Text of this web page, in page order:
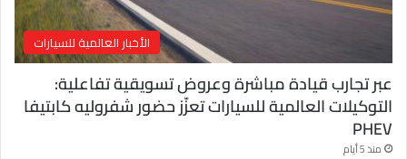
الأخبار العالمية للسيارات
عبر تجارب قيادة مباشرة وعروض تسويقية تفاعلية:
التوكيلات العالمية للسيارات تعزّز حضور شفروليه كابتيفا
PHEV
منذ 5 أيام